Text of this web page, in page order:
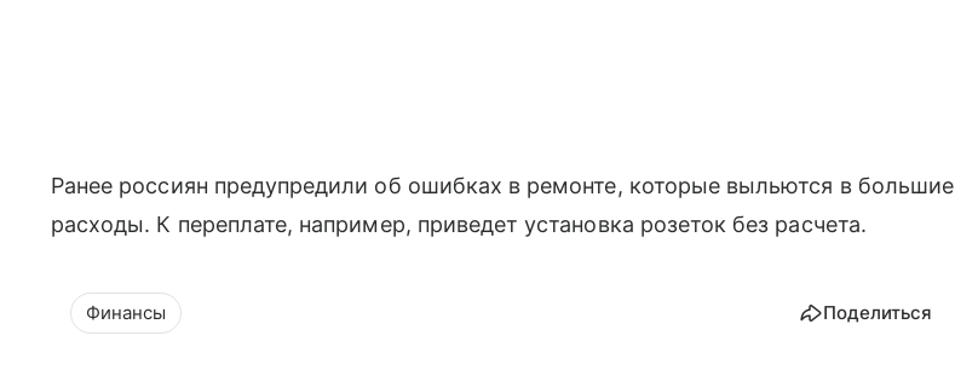
Ранее россиян предупредили об ошибках в ремонте, которые выльются в большие
расходы. К переплате, например, приведет установка розеток без расчета.
Финансы Поделиться